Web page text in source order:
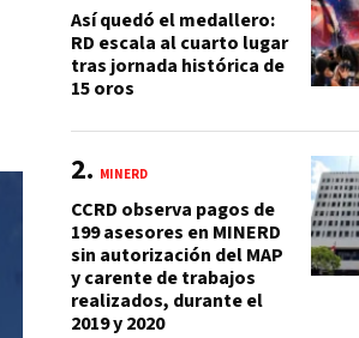
Así quedó el medallero:
RD escala al cuarto lugar
tras jornada histórica de
15 oros
MINERD
CCRD observa pagos de
199 asesores en MINERD
sin autorización del MAP
y carente de trabajos
realizados, durante el
2019 y 2020